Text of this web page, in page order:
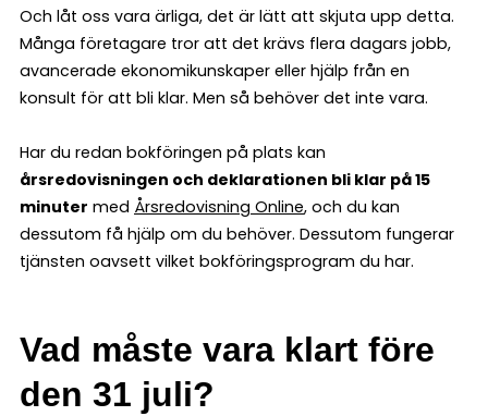
Och låt oss vara ärliga, det är lätt att skjuta upp detta.
Många företagare tror att det krävs flera dagars jobb,
avancerade ekonomikunskaper eller hjälp från en
konsult för att bli klar. Men så behöver det inte vara.
Har du redan bokföringen på plats kan
årsredovisningen och deklarationen bli klar på 15
minuter med Årsredovisning Online, och du kan
dessutom få hjälp om du behöver. Dessutom fungerar
tjänsten oavsett vilket bokföringsprogram du har.
Vad måste vara klart före
den 31 juli?